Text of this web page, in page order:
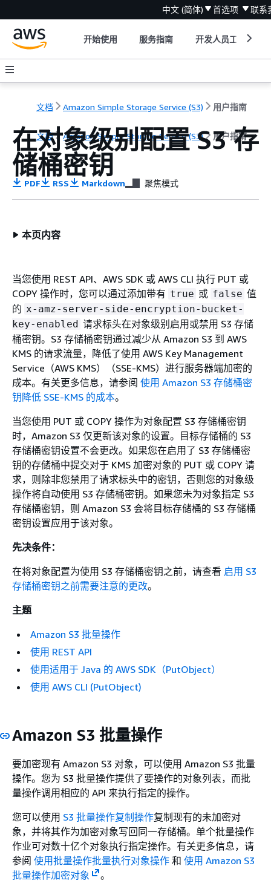
中文 (简体) 首选项 联系
开始使用 服务指南 开发人员工具
文档 Amazon Simple Storage Service (S3) 用户指南
文档 Amazon Simple Storage Service (S3) 用户指南
在对象级别配置 S3 存
储桶密钥
PDF RSS Markdown 聚焦模式
本页内容
当您使用 REST API、AWS SDK 或 AWS CLI 执行 PUT 或
COPY 操作时，您可以通过添加带有 true 或 false 值
的 x-amz-server-side-encryption-bucket-
key-enabled 请求标头在对象级别启用或禁用 S3 存储
桶密钥。S3 存储桶密钥通过减少从 Amazon S3 到 AWS
KMS 的请求流量，降低了使用 AWS Key Management
Service（AWS KMS）（SSE-KMS）进行服务器端加密的
成本。有关更多信息，请参阅 使用 Amazon S3 存储桶密
钥降低 SSE-KMS 的成本。
当您使用 PUT 或 COPY 操作为对象配置 S3 存储桶密钥
时，Amazon S3 仅更新该对象的设置。目标存储桶的 S3
存储桶密钥设置不会更改。如果您在启用了 S3 存储桶密
钥的存储桶中提交对于 KMS 加密对象的 PUT 或 COPY 请
求，则除非您禁用了请求标头中的密钥，否则您的对象级
操作将自动使用 S3 存储桶密钥。如果您未为对象指定 S3
存储桶密钥，则 Amazon S3 会将目标存储桶的 S3 存储桶
密钥设置应用于该对象。
先决条件：
在将对象配置为使用 S3 存储桶密钥之前，请查看 启用 S3
存储桶密钥之前需要注意的更改。
主题
Amazon S3 批量操作
使用 REST API
使用适用于 Java 的 AWS SDK（PutObject）
使用 AWS CLI (PutObject)
Amazon S3 批量操作
要加密现有 Amazon S3 对象，可以使用 Amazon S3 批量
操作。您为 S3 批量操作提供了要操作的对象列表，而批
量操作调用相应的 API 来执行指定的操作。
您可以使用 S3 批量操作复制操作复制现有的未加密对
象，并将其作为加密对象写回同一存储桶。单个批量操作
作业可对数十亿个对象执行指定操作。有关更多信息，请
参阅 使用批量操作批量执行对象操作 和 使用 Amazon S3
批量操作加密对象
。